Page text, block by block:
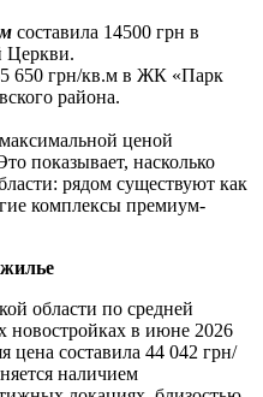
составила 14500 грн в
Церкви.
650 грн/кв.м в ЖК «Парк
района.
ценой
показывает, насколько
рядом существуют как
комплексы премиум-
жилье
области по средней
новостройках в июне 2026
цена составила 44 042 грн/
наличием